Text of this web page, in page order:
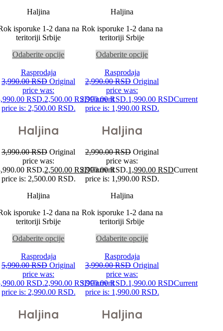
Haljina
isporuke 1-2 dana na
teritoriji Srbije
Odaberite opcije
Haljina
Rok isporuke 1-2 dana na
teritoriji Srbije
Odaberite opcije
Rasprodaja
3,990.00RSD Original
price was:
RSD.2,500.00 RSDCurrent
price is: 2,500.00 RSD.
Haljina
3,990.00RSD Original
price was:
RSD.2,500.00 RSDCurrent
price is: 2,500.00 RSD.
Haljina
isporuke 1-2 dana na
teritoriji Srbije
Odaberite opcije
Rasprodaja
2,990.00RSD Original
price was:
2,990.00 RSD.1,990.00 RSDCurrent
price is: 1,990.00 RSD.
Haljina
2,990.00RSD Original
price was:
2,990.00 RSD.1,990.00 RSDCurrent
price is: 1,990.00 RSD.
Haljina
Rok isporuke 1-2 dana na
teritoriji Srbije
Odaberite opcije
Rasprodaja
5,990.00RSD Original
price was:
RSD.2,990.00 RSDCurrent
price is: 2,990.00 RSD.
Haljina
Rasprodaja
3,990.00RSD Original
price was:
3,990.00 RSD.1,990.00 RSDCurrent
price is: 1,990.00 RSD.
Haljina